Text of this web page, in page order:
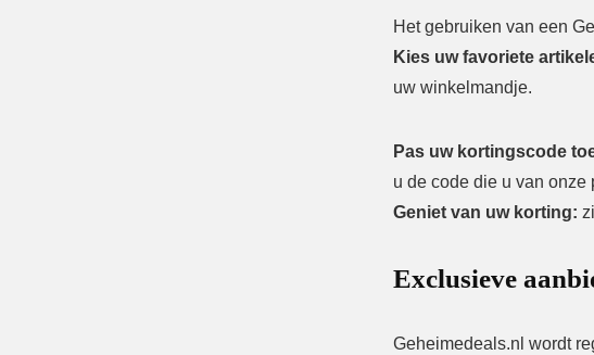
Het gebruiken van een
Kies uw favoriete
uw winkelmandje.
Pas uw kortingscode
u de code die u van onze
Geniet van uw korting:
Exclusieve
Geheimedeals.nl wordt